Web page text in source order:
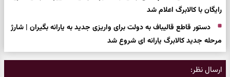
رایگان با کالابرگ اعلام شد
دستور قاطع قالیباف به دولت برای واریزی جدید به یارانه بگیران | شارژ
مرحله جدید کالابرگ یارانه ای شروع شد
ارسال نظر: